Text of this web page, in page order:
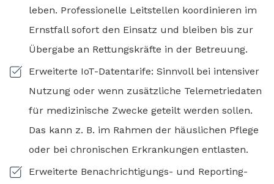
leben. Professionelle Leitstellen koordinieren im
Ernstfall sofort den Einsatz und bleiben bis zur
Übergabe an Rettungskräfte in der Betreuung.
Erweiterte IoT-Datentarife: Sinnvoll bei intensiver
Nutzung oder wenn zusätzliche Telemetriedaten
für medizinische Zwecke geteilt werden sollen.
Das kann z. B. im Rahmen der häuslichen Pflege
oder bei chronischen Erkrankungen entlasten.
Erweiterte Benachrichtigungs- und Reporting-